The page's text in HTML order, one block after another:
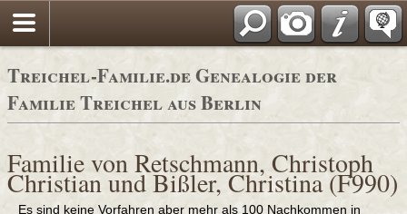
Adressbücher
Treichel-Familie.de Genealogie der
Familie Treichel aus Berlin
Familie von Retschmann, Christoph
Christian und Bißler, Christina (F990)
Es sind keine Vorfahren aber mehr als 100 Nachkommen in